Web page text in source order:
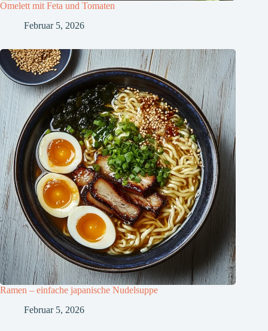
Omelett mit Feta und Tomaten
Februar 5, 2026
Ramen – einfache japanische Nudelsuppe
Februar 5, 2026